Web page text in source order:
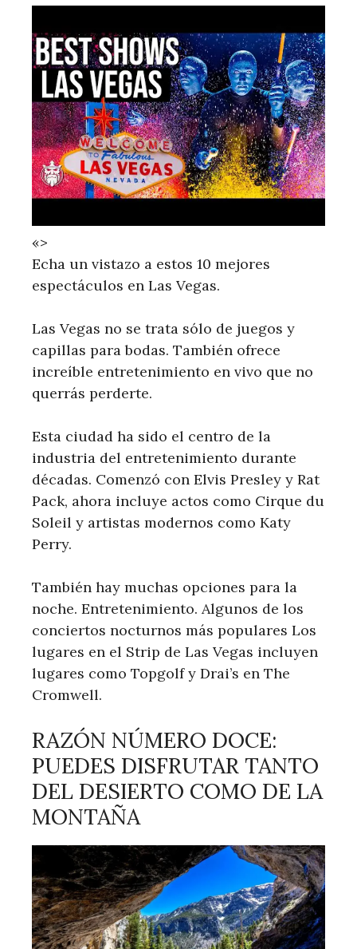
«>
Echa un vistazo a estos 10 mejores
espectáculos en Las Vegas.
Las Vegas no se trata sólo de juegos y
capillas para bodas. También ofrece
increíble entretenimiento en vivo que no
querrás perderte.
Esta ciudad ha sido el centro de la
industria del entretenimiento durante
décadas. Comenzó con Elvis Presley y Rat
Pack, ahora incluye actos como Cirque du
Soleil y artistas modernos como Katy
Perry.
También hay muchas opciones para la
noche. Entretenimiento. Algunos de los
conciertos nocturnos más populares Los
lugares en el Strip de Las Vegas incluyen
lugares como Topgolf y Drai’s en The
Cromwell.
RAZÓN NÚMERO DOCE:
PUEDES DISFRUTAR TANTO
DEL DESIERTO COMO DE LA
MONTAÑA